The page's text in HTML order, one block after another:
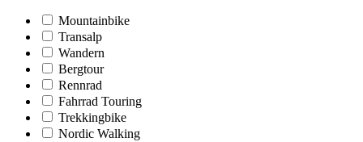
Mountainbike
Transalp
Wandern
Bergtour
Rennrad
Fahrrad Touring
Trekkingbike
Nordic Walking